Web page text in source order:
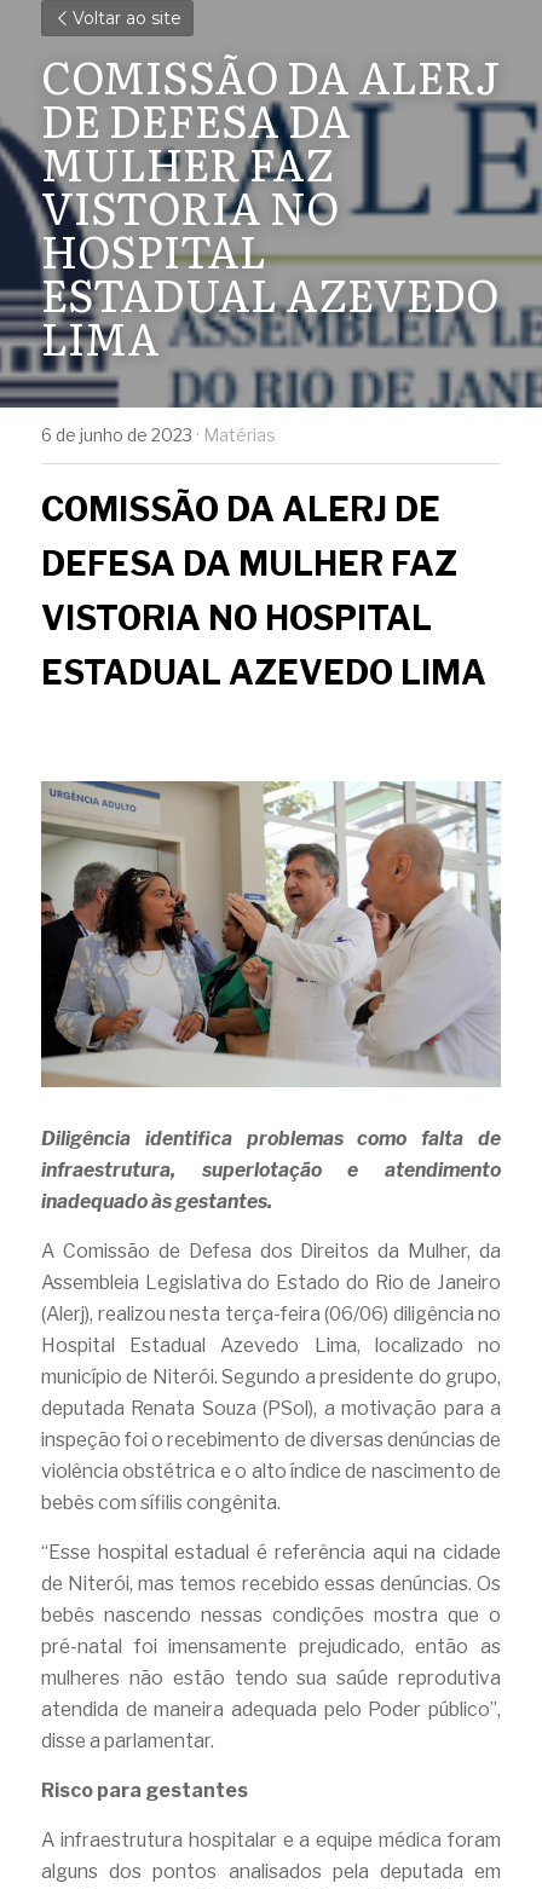
Voltar ao site
COMISSÃO DA ALERJ
DE DEFESA DA
MULHER FAZ
VISTORIA NO
HOSPITAL
ESTADUAL AZEVEDO
LIMA
6 de junho de 2023 · Matérias
COMISSÃO DA ALERJ DE
DEFESA DA MULHER FAZ
VISTORIA NO HOSPITAL
ESTADUAL AZEVEDO LIMA
Diligência identifica problemas como falta de
infraestrutura, superlotação e atendimento
inadequado às gestantes.
A Comissão de Defesa dos Direitos da Mulher, da
Assembleia Legislativa do Estado do Rio de Janeiro
(Alerj), realizou nesta terça-feira (06/06) diligência no
Hospital Estadual Azevedo Lima, localizado no
município de Niterói. Segundo a presidente do grupo,
deputada Renata Souza (PSol), a motivação para a
inspeção foi o recebimento de diversas denúncias de
violência obstétrica e o alto índice de nascimento de
bebês com sífilis congênita.
“Esse hospital estadual é referência aqui na cidade
de Niterói, mas temos recebido essas denúncias. Os
bebês nascendo nessas condições mostra que o
pré-natal foi imensamente prejudicado, então as
mulheres não estão tendo sua saúde reprodutiva
atendida de maneira adequada pelo Poder público”,
disse a parlamentar.
Risco para gestantes
A infraestrutura hospitalar e a equipe médica foram
alguns dos pontos analisados pela deputada em